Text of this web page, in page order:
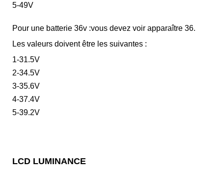
5-49V
Pour une batterie 36v :vous devez voir apparaître 36.
Les valeurs doivent être les suivantes :
1-31.5V
2-34.5V
3-35.6V
4-37.4V
5-39.2V
LCD LUMINANCE